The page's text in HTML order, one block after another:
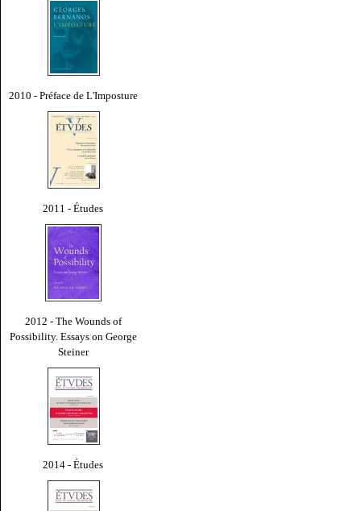
2010 - Préface de L'Imposture
2011 - Études
2012 - The Wounds of
Possibility. Essays on George
Steiner
2014 - Études